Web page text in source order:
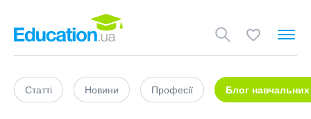
Статті Новини Професії Блог навчальних